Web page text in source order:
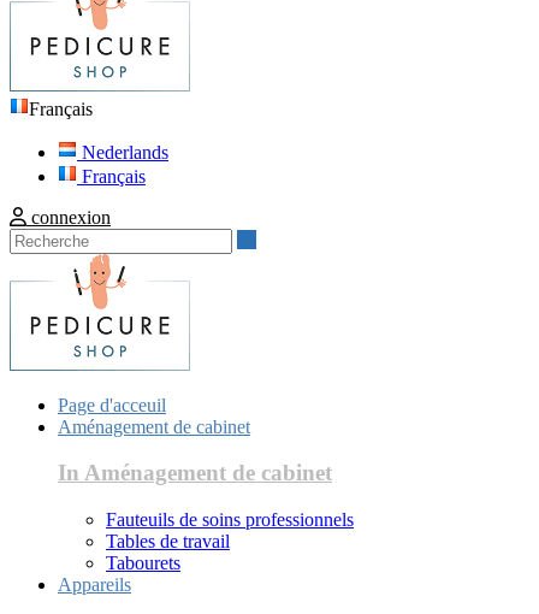
Français
Nederlands
Français
connexion
Page d'acceuil
Aménagement de cabinet
In Aménagement de cabinet
Fauteuils de soins professionnels
Tables de travail
Tabourets
Appareils